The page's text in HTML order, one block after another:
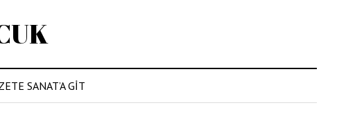
SANAT’A GİT